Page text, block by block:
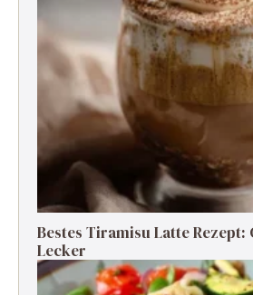
Bestes Tiramisu Latte Rezept:
Lecker